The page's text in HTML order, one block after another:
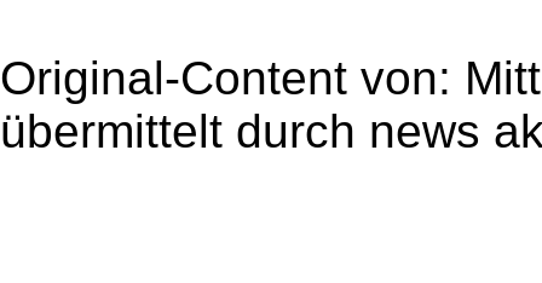
Original-Content von:
übermittelt durch news